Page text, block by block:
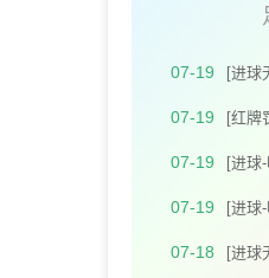
07-19
[进球
晋一
07-19
[红牌
惯解
07-19
[进球
塞助
07-19
[进球
彭禁
07-18
[进球